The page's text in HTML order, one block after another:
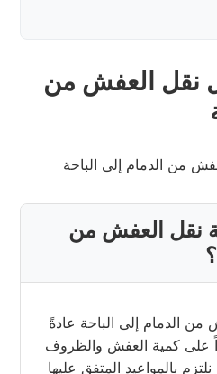
نقل العفش من
نقل العفش من
الدمام إلى الباحة عادةً
على كمية العفش والظروف
بالمواعيد المتفق عليها